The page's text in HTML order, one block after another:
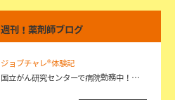
週刊！薬剤師ブログ
ジョブチャレ®体験記
国立がん研究センターで病院勤務中！…